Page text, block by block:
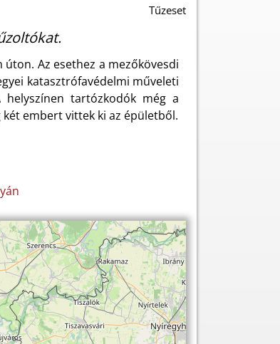
Tűzeset
Az esethez a mezőkövesdi
katasztrófavédelmi műveleti
tartózkodók még a
embert vittek ki az épületből.